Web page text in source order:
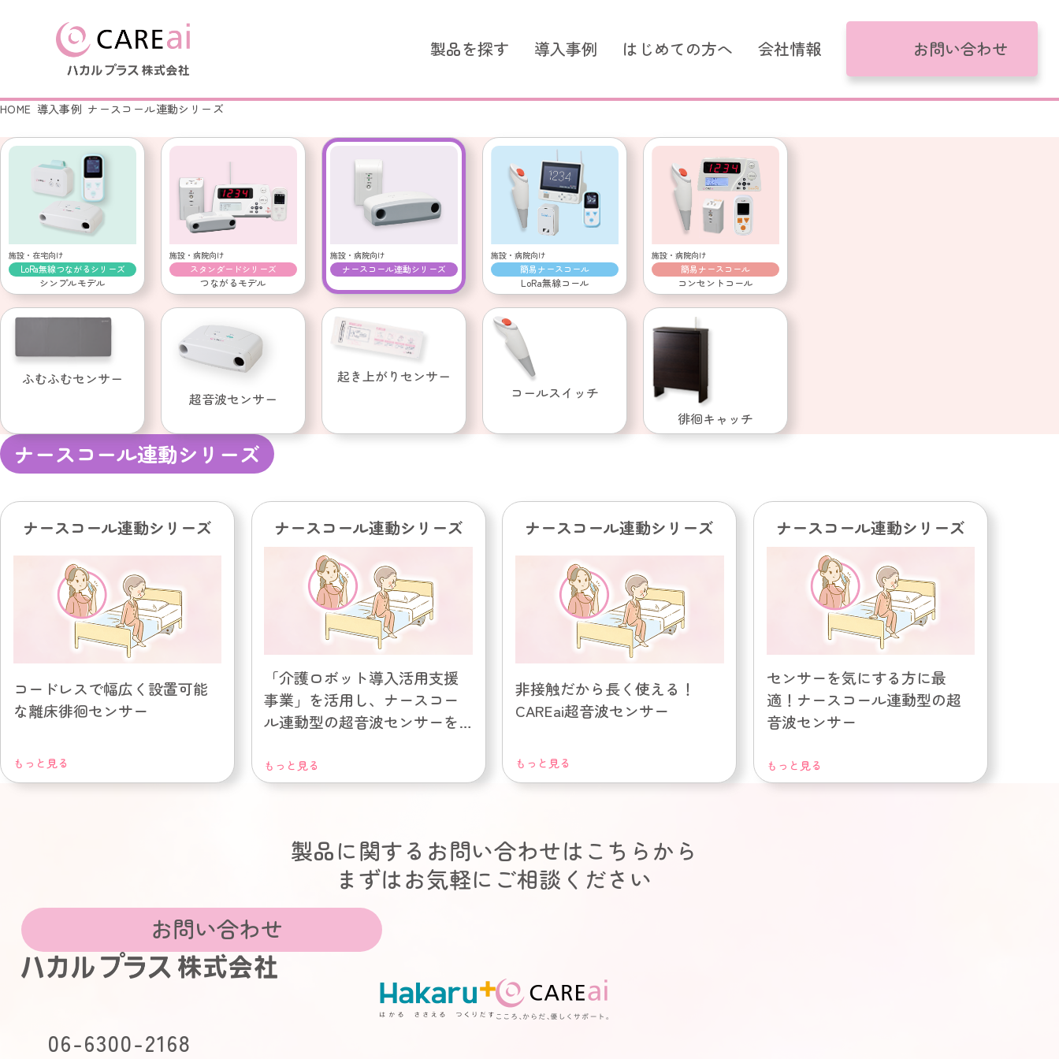
製品を探す
製品を探す
LoRa無線つながるシリーズ シンプルモデル
スタンダードシリーズ つながるモデル
ナースコール連動シリーズ
簡易ナースコール LoRa無線コール
簡易ナースコール コンセントコール
ふむふむセンサー
超音波センサー
起き上がりセンサー
コールスイッチ
徘徊キャッチ
導入事例
導入事例
LoRa無線つながるシリーズ
スタンダードシリーズ
ナースコール連動シリーズ
簡易ナースコール
ふむふむセンサー
超音波センサー
起き上がりセンサー
コールスイッチ
徘徊キャッチ
はじめての方へ
はじめての方へ
会社情報
会社情報
会社概要 選ばれる理由
お問い合わせ
HOME 導入事例 ナースコール連動シリーズ
施設・在宅向け
LoRa無線つながるシリーズ
シンプルモデル
施設・病院向け
スタンダードシリーズ
つながるモデル
施設・病院向け
ナースコール連動シリーズ
施設・病院向け
簡易ナースコール
LoRa無線コール
施設・病院向け
簡易ナースコール
コンセントコール
ふむふむセンサー
超音波センサー
起き上がりセンサー
コールスイッチ
徘徊キャッチ
ナースコール連動シリーズ
ナースコール連動シリーズ
コードレスで幅広く設置可能
な離床徘徊センサー
もっと見る
ナースコール連動シリーズ
「介護ロボット導入活用支援
事業」を活用し、ナースコー
ル連動型の超音波センサーを
もっと見る
ナースコール連動シリーズ
非接触だから長く使える！
CAREai超音波センサー
もっと見る
ナースコール連動シリーズ
センサーを気にする方に最
適！ナースコール連動型の超
音波センサー
もっと見る
製品に関するお問い合わせはこちらから
まずはお気軽にご相談ください
お問い合わせ
06-6300-2168